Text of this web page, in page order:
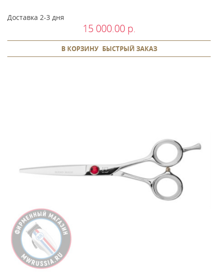
Доставка 2-3 дня
15 000.00 р.
В КОРЗИНУ БЫСТРЫЙ ЗАКАЗ